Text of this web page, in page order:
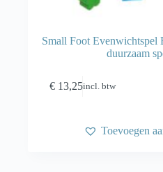
Small Foot Evenwichtspel
duurzaam
€ 13,25incl. btw
Toevoegen